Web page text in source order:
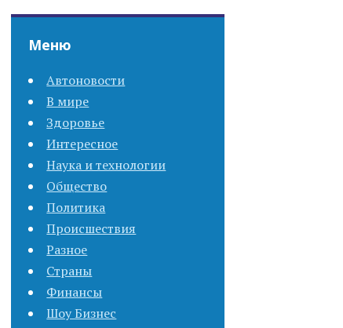
Меню
Автоновости
В мире
Здоровье
Интересное
Наука и технологии
Общество
Политика
Происшествия
Разное
Страны
Финансы
Шоу Бизнес